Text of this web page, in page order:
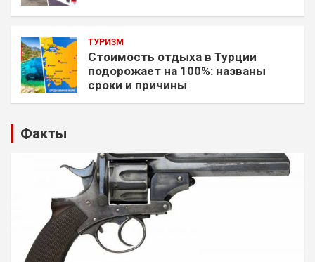
ТУРИЗМ
Стоимость отдыха в Турции
подорожает на 100%: названы
сроки и причины
Факты